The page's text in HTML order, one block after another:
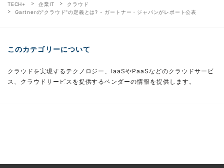
TECH+ 企業IT
クラウド
Gartnerの"クラウド"の定義とは? - ガートナー・ジャパンがレポート公表
このカテゴリーについて
クラウドを実現するテクノロジー、IaaSやPaaSなどのクラウドサービ
ス、クラウドサービスを提供するベンダーの情報を提供します。